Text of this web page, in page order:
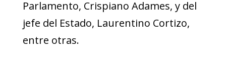
Parlamento, Crispiano Adames, y del
jefe del Estado, Laurentino Cortizo,
entre otras.